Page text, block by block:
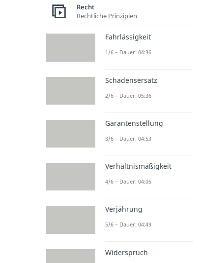
Recht
Rechtliche Prinzipien
Fahrlässigkeit
1/6 – Dauer: 04:36
Schadensersatz
2/6 – Dauer: 05:36
Garantenstellung
3/6 – Dauer: 04:53
Verhältnismäßigkeit
4/6 – Dauer: 04:06
Verjährung
5/6 – Dauer: 04:49
Widerspruch